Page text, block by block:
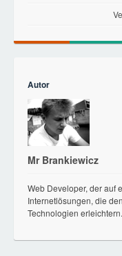
Autor
Mr Brankiewicz
Web Developer, der auf
Internetlösungen, die
Technologien